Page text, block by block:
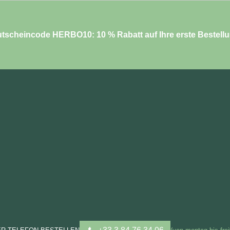
HERBO10: 10 % Rabatt auf Ihre erste